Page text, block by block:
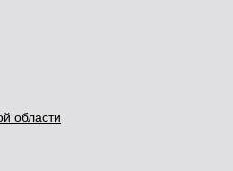
области